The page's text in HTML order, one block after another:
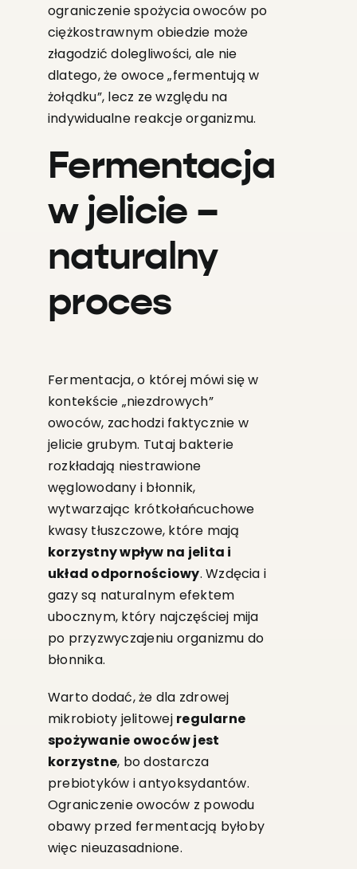
ograniczenie spożycia owoców po
ciężkostrawnym obiedzie może
złagodzić dolegliwości, ale nie
dlatego, że owoce „fermentują w
żołądku”, lecz ze względu na
indywidualne reakcje organizmu.
Fermentacja
w jelicie –
naturalny
proces
Fermentacja, o której mówi się w
kontekście „niezdrowych”
owoców, zachodzi faktycznie w
jelicie grubym. Tutaj bakterie
rozkładają niestrawione
węglowodany i błonnik,
wytwarzając krótkołańcuchowe
kwasy tłuszczowe, które mają
korzystny wpływ na jelita i
układ odpornościowy. Wzdęcia i
gazy są naturalnym efektem
ubocznym, który najczęściej mija
po przyzwyczajeniu organizmu do
błonnika.
Warto dodać, że dla zdrowej
mikrobioty jelitowej regularne
spożywanie owoców jest
korzystne, bo dostarcza
prebiotyków i antyoksydantów.
Ograniczenie owoców z powodu
obawy przed fermentacją byłoby
więc nieuzasadnione.